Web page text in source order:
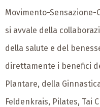
Movimento-Sensazione-
si avvale della
della salute e del
direttamente i benefici
Plantare, della
Feldenkrais, Pilates, Tai